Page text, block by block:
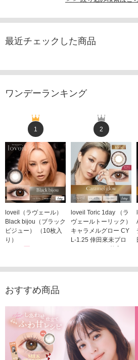
最近チェックした商品
ワンデーランキング
1
loveil（ラヴェール）
Black bijou（ブラック
ビジュー） （10枚入
り）
2
loveil Toric 1day （ラ
ヴェールトーリック）
キャラメルグロー CY
L-1.25 倖田來未プロ
デュース （10枚入
1,760円(税込)
おすすめ商品